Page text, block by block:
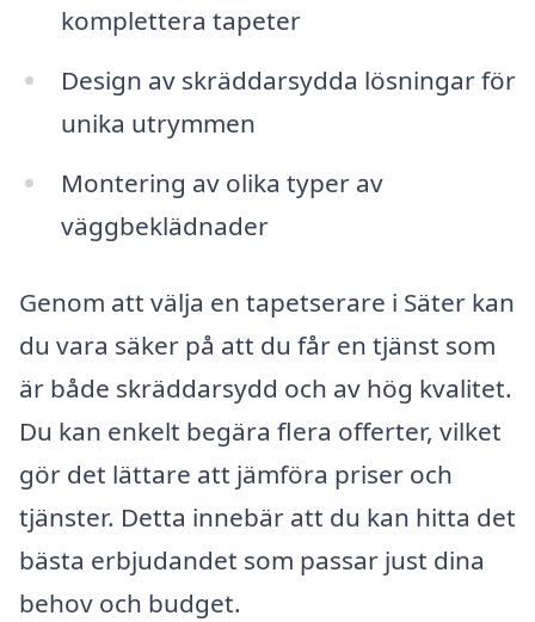
komplettera tapeter
Design av skräddarsydda lösningar för
unika utrymmen
Montering av olika typer av
väggbeklädnader
Genom att välja en tapetserare i Säter kan
du vara säker på att du får en tjänst som
är både skräddarsydd och av hög kvalitet.
Du kan enkelt begära flera offerter, vilket
gör det lättare att jämföra priser och
tjänster. Detta innebär att du kan hitta det
bästa erbjudandet som passar just dina
behov och budget.